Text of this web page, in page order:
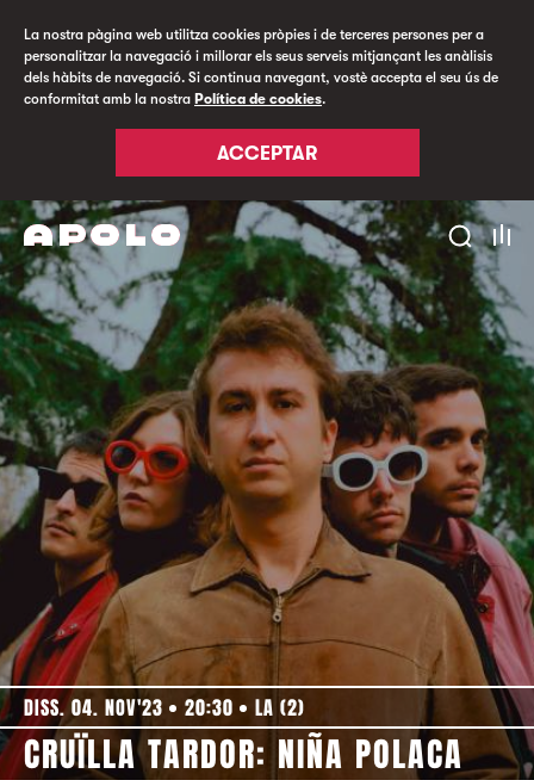
La nostra pàgina web utilitza cookies pròpies i de terceres persones per a
personalitzar la navegació i millorar els seus serveis mitjançant les anàlisis
dels hàbits de navegació. Si continua navegant, vostè accepta el seu ús de
conformitat amb la nostra Política de cookies.
ACCEPTAR
DISS. 04. NOV'23 20:30 LA (2)
CRUÏLLA TARDOR: NIÑA POLACA